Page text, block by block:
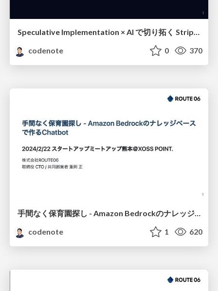
Speculative Implementation × AI で切り拓く Stripe API 移行実践記
codenote
0 370
手間なく保育園探し - Amazon Bedrockのナレッジベースで作るChatbot / Effortless Kindergarten Search - Building a Chatbot with Knowledge Bases for Amazon Bedrock
codenote
1 620